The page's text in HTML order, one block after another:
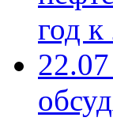
год